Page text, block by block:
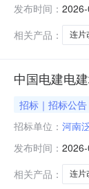
发布时间：
相关产品：
连片
中国电建电
招标｜招标公告
招标单位： 河南
发布时间：
相关产品：
连片